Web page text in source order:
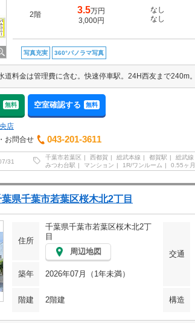
2階 3.5万円
3,000円
なし
なし
写真充実 360°パノラマ写真
道料金は管理費に含む。快速停車駅。24H西友まで240m。
無料 空室確認する 無料
店
お問合せ
043-201-3611
31
千葉市若葉区 西都賀 総武本線 都賀駅 総武線
みつわ台駅
マンション 1R/ワンルーム 0.55ヶ月
県千葉市若葉区桜木北2丁目
住所
千葉県千葉市若葉区桜木北2丁
目
周辺地図
交通
築年 2026年07月（1年未満）
階建 2階建 構造